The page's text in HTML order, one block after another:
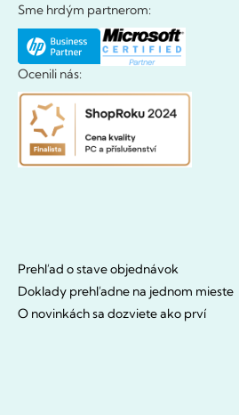
Sme hrdým partnerom:
Ocenili nás:
Prehľad o stave objednávok
Doklady prehľadne na jednom mieste
O novinkách sa dozviete ako prví